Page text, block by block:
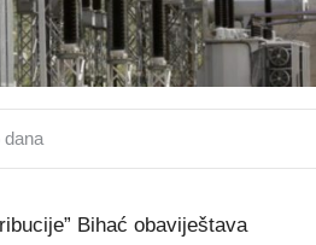
dana
Bihać obaviještava